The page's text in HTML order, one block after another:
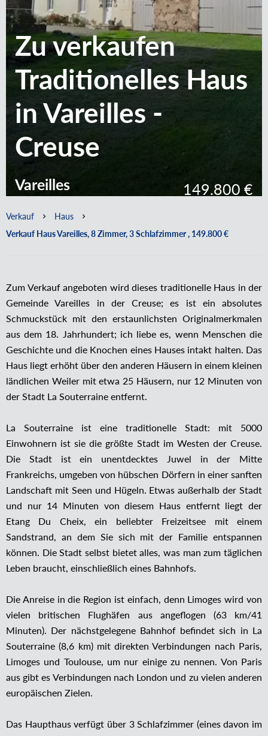
Zu verkaufen
Traditionelles Haus
in Vareilles -
Creuse
Vareilles 149.800 €
Verkauf
Haus
Verkauf Haus Vareilles, 8 Zimmer, 3 Schlafzimmer , 149.800 €
Zum Verkauf angeboten wird dieses traditionelle Haus in der
Gemeinde Vareilles in der Creuse; es ist ein absolutes
Schmuckstück mit den erstaunlichsten Originalmerkmalen
aus dem 18. Jahrhundert; ich liebe es, wenn Menschen die
Geschichte und die Knochen eines Hauses intakt halten. Das
Haus liegt erhöht über den anderen Häusern in einem kleinen
ländlichen Weiler mit etwa 25 Häusern, nur 12 Minuten von
der Stadt La Souterraine entfernt.
La Souterraine ist eine traditionelle Stadt: mit 5000
Einwohnern ist sie die größte Stadt im Westen der Creuse.
Die Stadt ist ein unentdecktes Juwel in der Mitte
Frankreichs, umgeben von hübschen Dörfern in einer sanften
Landschaft mit Seen und Hügeln. Etwas außerhalb der Stadt
und nur 14 Minuten von diesem Haus entfernt liegt der
Etang Du Cheix, ein beliebter Freizeitsee mit einem
Sandstrand, an dem Sie sich mit der Familie entspannen
können. Die Stadt selbst bietet alles, was man zum täglichen
Leben braucht, einschließlich eines Bahnhofs.
Die Anreise in die Region ist einfach, denn Limoges wird von
vielen britischen Flughäfen aus angeflogen (63 km/41
Minuten). Der nächstgelegene Bahnhof befindet sich in La
Souterraine (8,6 km) mit direkten Verbindungen nach Paris,
Limoges und Toulouse, um nur einige zu nennen. Von Paris
aus gibt es Verbindungen nach London und zu vielen anderen
europäischen Zielen.
Das Haupthaus verfügt über 3 Schlafzimmer (eines davon im